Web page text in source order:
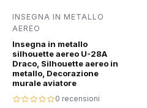
INSEGNA IN METALLO
AEREO
Insegna in metallo
silhouette aereo U-28A
Draco, Silhouette aereo in
metallo, Decorazione
murale aviatore
0 recensioni